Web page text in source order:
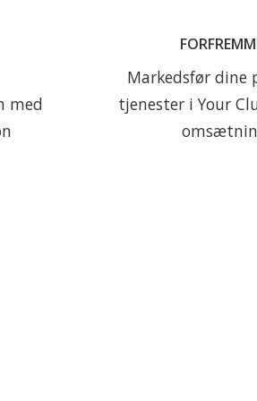
med
Markedsfør dine
tjenester i Your
proshop frem for
og gæster, eller
tilbud fra dine
Læs